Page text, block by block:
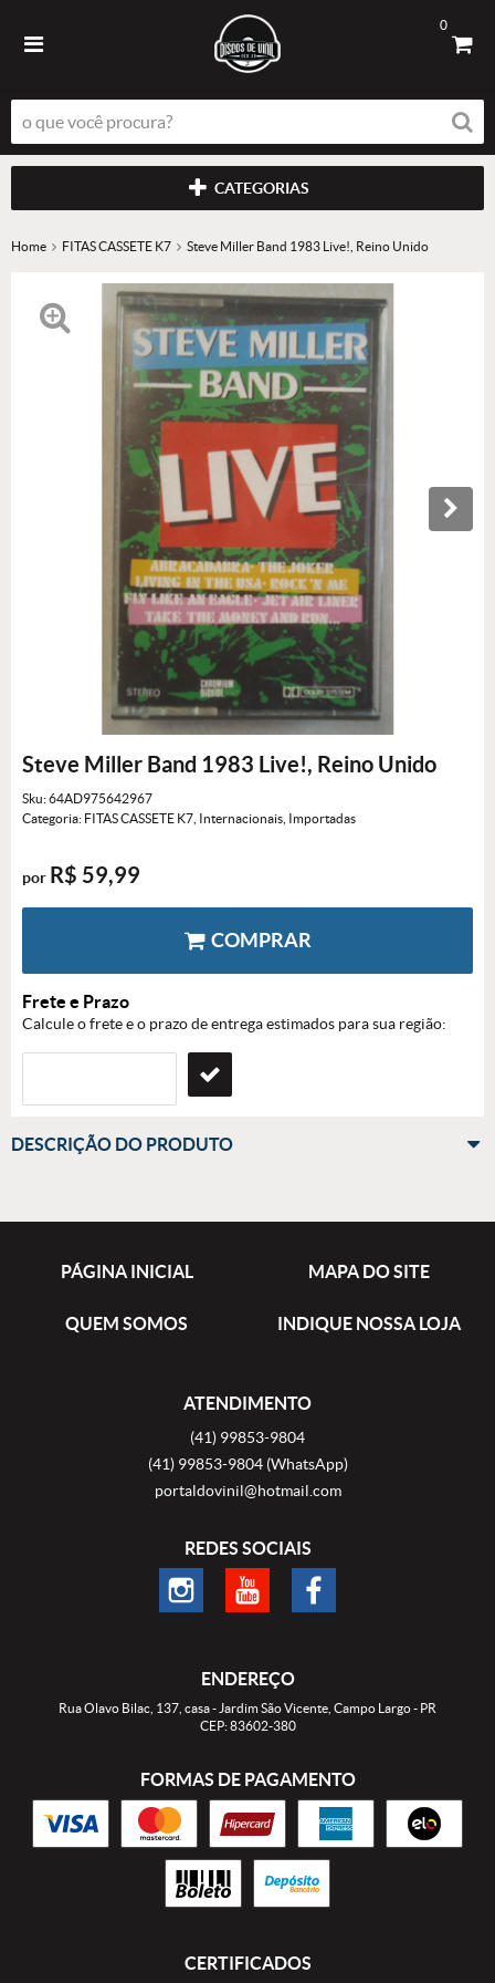
0
CATEGORIAS
Home FITAS CASSETE K7 Steve Miller Band 1983 Live!, Reino Unido
Steve Miller Band 1983 Live!, Reino Unido
Sku:64AD975642967
Categoria: FITAS CASSETE K7 Internacionais Importadas
por R$ 59,99
COMPRAR
Frete e Prazo
Calcule o frete e o prazo de entrega estimados para sua região:
DESCRIÇÃO DO PRODUTO
PÁGINA INICIAL MAPA DO SITE
QUEM SOMOS INDIQUE NOSSA LOJA
ATENDIMENTO
(41) 99853-9804
(41)99853-9804 (WhatsApp)
portaldovinil@hotmail.com
REDES SOCIAIS
ENDEREÇO
Rua Olavo Bilac, 137, casa- Jardim São Vicente, Campo Largo- PR
CEP: 83602-380
FORMAS DE PAGAMENTO
CERTIFICADOS